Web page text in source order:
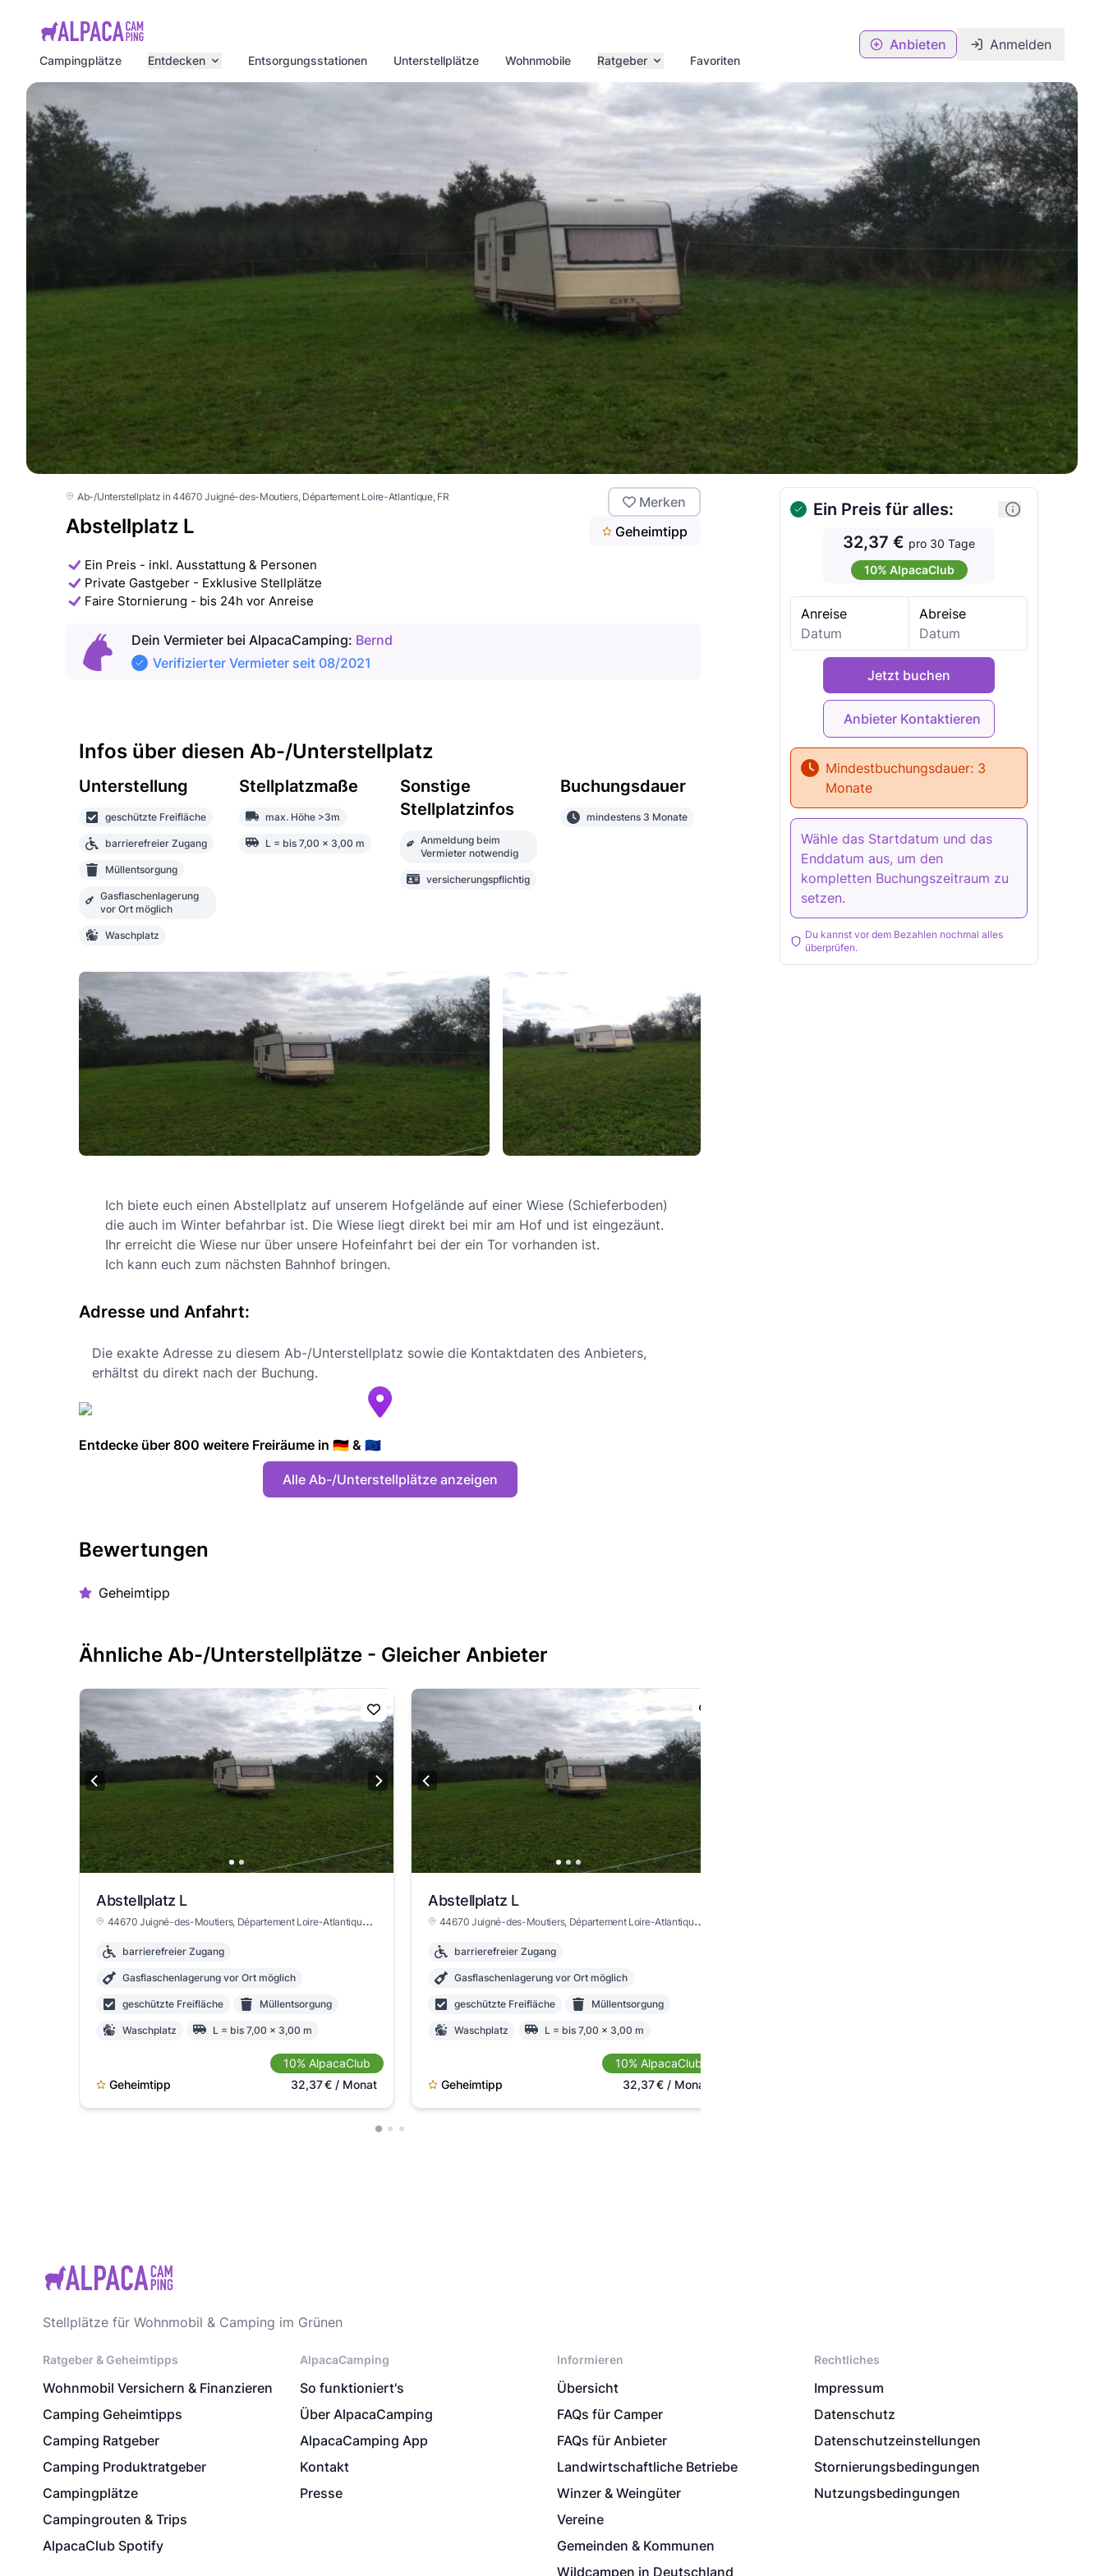
Campingplätze
Entdecken Entsorgungsstationen Unterstellplätze Wohnmobile Ratgeber Favoriten
Anbieten Anmelden
Ab-/Unterstellplatz in 44670 Juigné-des-Moutiers, Département Loire-Atlantique, FR
Abstellplatz L Geheimtipp
Merken
Ein Preis - inkl. Ausstattung & Personen
Private Gastgeber - Exklusive Stellplätze
Faire Stornierung - bis 24h vor Anreise
Dein Vermieter bei AlpacaCamping: Bernd
Verifizierter Vermieter seit 08/2021
Ein Preis für alles:
32,37 € pro 30 Tage
10% AlpacaClub
Anreise Abreise
Jetzt buchen
Mindestbuchungsdauer: 3
Monate
Wähle das Startdatum und das
Enddatum aus, um den
kompletten Buchungszeitraum zu
setzen.
Du kannst vor dem Bezahlen nochmal alles
überprüfen.
Infos über diesen Ab-/Unterstellplatz
Unterstellung
geschützte Freifläche
barrierefreier Zugang
Müllentsorgung
Gasflaschenlagerung
vor Ort möglich
Waschplatz
Stellplatzmaße
max. Höhe >3m
L = bis 7,00 x 3,00 m
Sonstige
Stellplatzinfos
Anmeldung beim
Vermieter notwendig
versicherungspflichtig
Buchungsdauer
mindestens 3 Monate
Ich biete euch einen Abstellplatz auf unserem Hofgelände auf einer Wiese (Schieferboden)
die auch im Winter befahrbar ist. Die Wiese liegt direkt bei mir am Hof und ist eingezäunt.
Ihr erreicht die Wiese nur über unsere Hofeinfahrt bei der ein Tor vorhanden ist.
Ich kann euch zum nächsten Bahnhof bringen.
Adresse und Anfahrt:
Die exakte Adresse zu diesem Ab-/Unterstellplatz sowie die Kontaktdaten des Anbieters,
erhältst du direkt nach der Buchung.
Entdecke über 800 weitere Freiräume in 🇩🇪 & 🇪🇺
Alle Ab-/Unterstellplätze anzeigen
Bewertungen
Geheimtipp
Ähnliche Ab-/Unterstellplätze - Gleicher Anbieter
Abstellplatz L
44670 Juigné-des-Moutiers, Département Loire-Atlantique , FR
barrierefreier Zugang
Gasflaschenlagerung vor Ort möglich
geschützte Freifläche Müllentsorgung
Waschplatz L = bis 7,00 x 3,00 m
Anmeldung beim Vermieter notwendig
versicherungspflichtig
Geheimtipp
10% AlpacaClub
32,37€ / Monat
Abstellplatz L
44670 Juigné-des-Moutiers, Département Loire-Atlantique , FR
barrierefreier Zugang
Gasflaschenlagerung vor Ort möglich
geschützte Freifläche Müllentsorgung
Waschplatz L = bis 7,00 x 3,00 m
Anmeldung beim Vermieter notwendig
versicherungspflichtig
Geheimtipp
10% AlpacaClub
32,37€ / Monat
Stellplätze für Wohnmobil & Camping im Grünen
Ratgeber & Geheimtipps
Wohnmobil Versichern & Finanzieren
Camping Geheimtipps
Camping Ratgeber
Camping Produktratgeber
Campingplätze
Campingrouten & Trips
AlpacaClub Spotify
AlpacaCamping
So funktioniert's
Über AlpacaCamping
AlpacaCamping App
Kontakt
Presse
Informieren
Übersicht
FAQs für Camper
FAQs für Anbieter
Landwirtschaftliche Betriebe
Winzer & Weingüter
Vereine
Gemeinden & Kommunen
Wildcampen in Deutschland
Rechtliches
Impressum
Datenschutz
Datenschutzeinstellungen
Stornierungsbedingungen
Nutzungsbedingungen